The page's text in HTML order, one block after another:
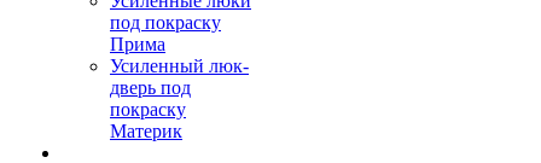
под покраску
Прима
Усиленный люк-
дверь под
покраску
Материк